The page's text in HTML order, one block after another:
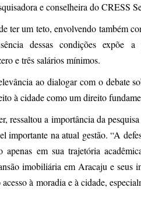
e conselheira do CRESS
ter um teto, envolvendo também
dessas condições expõe a
e três salários mínimos.
ao dialogar com o debate
à cidade como um direito
ressaltou a importância da
importante na atual gestão. “A
em sua trajetória
imobiliária em Aracaju e seus
à moradia e à cidade,